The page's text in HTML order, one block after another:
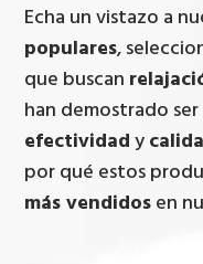
Echa un vistazo a
populares,
que buscan
han demostrado
efectividady
por qué estos
más vendidosen